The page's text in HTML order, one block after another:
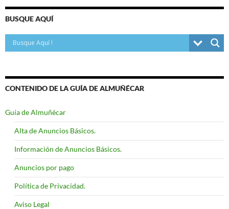
BUSQUE AQUÍ
CONTENIDO DE LA GUÍA DE ALMUÑÉCAR
Guía de Almuñécar
Alta de Anuncios Básicos.
Información de Anuncios Básicos.
Anuncios por pago
Política de Privacidad.
Aviso Legal